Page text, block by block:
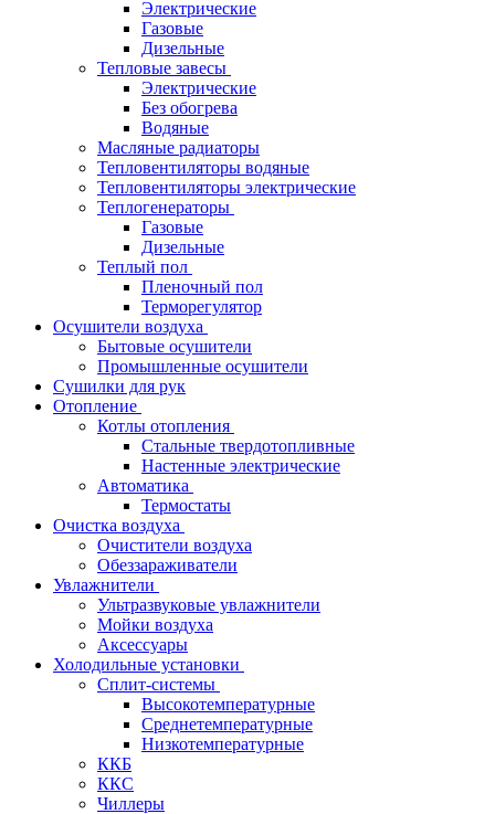
Электрические
Газовые
Дизельные
Тепловые завесы
Электрические
Без обогрева
Водяные
Масляные радиаторы
Тепловентиляторы водяные
Тепловентиляторы электрические
Теплогенераторы
Газовые
Дизельные
Теплый пол
Пленочный пол
Терморегулятор
Осушители воздуха
Бытовые осушители
Промышленные осушители
Сушилки для рук
Отопление
Котлы отопления
Стальные твердотопливные
Настенные электрические
Автоматика
Термостаты
Очистка воздуха
Очистители воздуха
Обеззараживатели
Увлажнители
Ультразвуковые увлажнители
Мойки воздуха
Аксессуары
Холодильные установки
Сплит-системы
Высокотемпературные
Среднетемпературные
Низкотемпературные
ККБ
ККС
Чиллеры